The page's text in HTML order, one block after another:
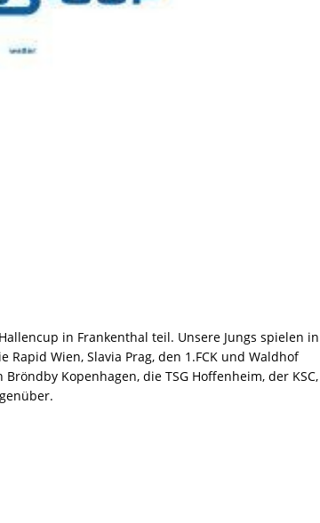
in Frankenthal teil. Unsere Jungs spielen in
Wien, Slavia Prag, den 1.FCK und Waldhof
Kopenhagen, die TSG Hoffenheim, der KSC,